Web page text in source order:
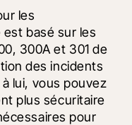
les
basé sur les
300A et 301 de
des incidents
lui, vous pouvez
plus sécuritaire
pour